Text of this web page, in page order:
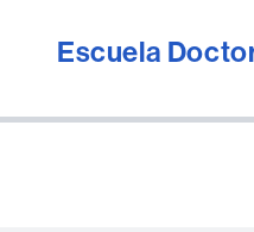
Escuela